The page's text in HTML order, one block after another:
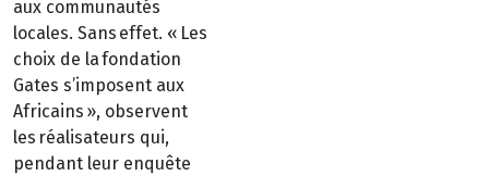
aux communautés
locales. Sans effet. « Les
choix de la fondation
Gates s’imposent aux
Africains », observent
les réalisateurs qui,
pendant leur enquête